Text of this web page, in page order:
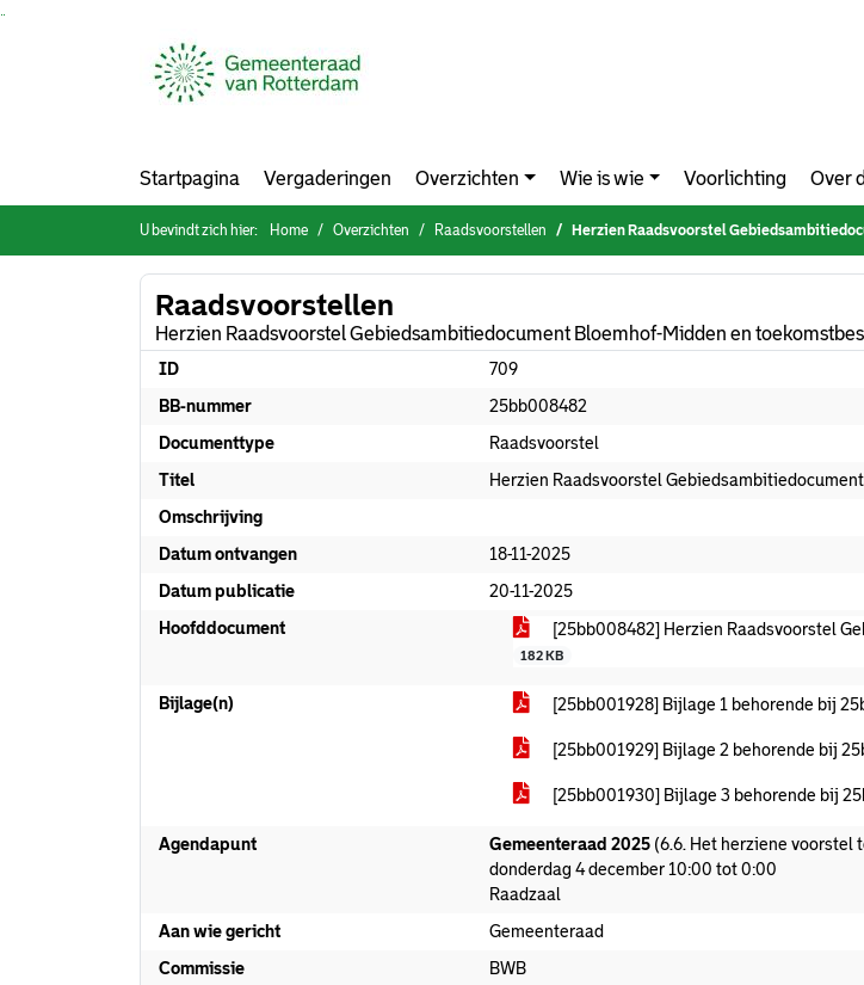
Startpagina Vergaderingen Overzichten Wie is wie Voorlichting Over
U bevindt zich hier: Home Overzichten Raadsvoorstellen Herzien Raadsvoorstel Gebiedsambitiedocument Bloemhof-
Raadsvoorstellen
Herzien Raadsvoorstel Gebiedsambitiedocument Bloemhof-Midden en
ID
709
BB-nummer
25bb008482
Documenttype
Raadsvoorstel
Titel
Herzien Raadsvoorstel
Omschrijving
Datum ontvangen
18-11-2025
Datum publicatie
20-11-2025
Hoofddocument
[25bb008482] Herzien Raadsvoorstel
182 KB
Bijlage(n) [25bb001928] Bijlage 1 behorende bij
[25bb001929] Bijlage 2 behorende bij
[25bb001930] Bijlage 3 behorende bij
Agendapunt Gemeenteraad 2025 (6.6. Het herziene voorstel
donderdag 4 december 10:00 tot 0:00
Raadzaal
Aan wie gericht
Gemeenteraad
Commissie
BWB